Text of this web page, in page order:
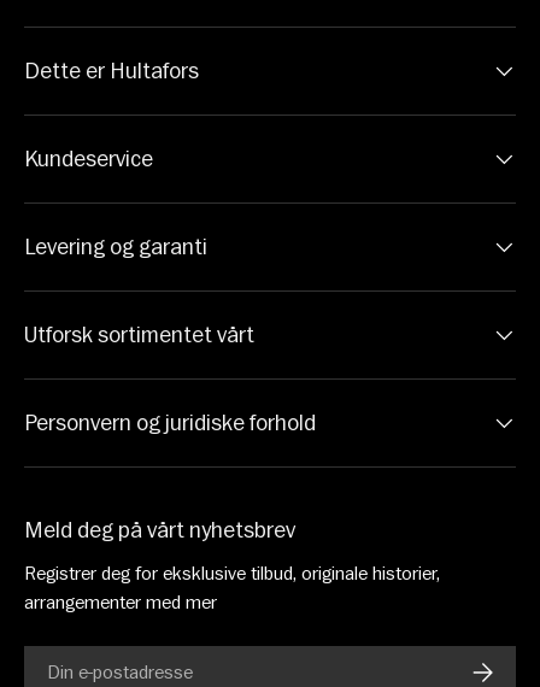
Dette er Hultafors
Kundeservice
Levering og garanti
Utforsk sortimentet vårt
Personvern og juridiske forhold
Meld deg på vårt nyhetsbrev
Registrer deg for eksklusive tilbud, originale historier,
arrangementer med mer
E-post